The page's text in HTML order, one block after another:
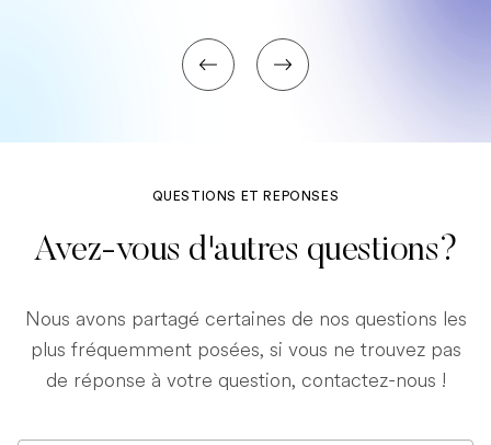
QUESTIONS ET REPONSES
Avez-vous d'autres questions?
Nous avons partagé certaines de nos questions les
plus fréquemment posées, si vous ne trouvez pas
de réponse à votre question, contactez-nous !